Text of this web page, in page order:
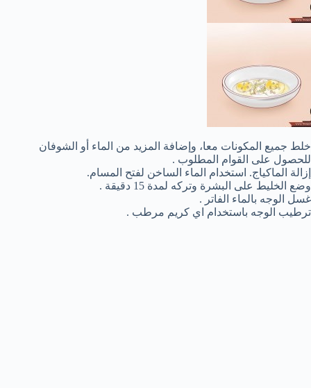
خلط جميع المكونات معا، وإضافة المزيد من الماء أو الشوفان
للحصول على القوام المطلوب .
إزالة الماكياج. استخدام الماء الساخن لفتح المسام.
وضع الخليط على البشرة وتركه لمدة 15 دقيقة .
غسل الوجه بالماء الفاتر .
ترطيب الوجه باستخدام اي كريم مرطب .